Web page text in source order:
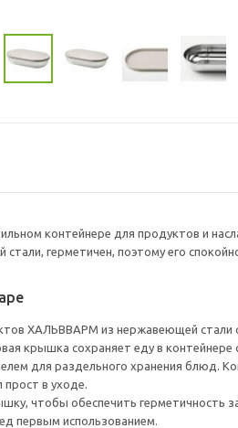
контейнере для продуктов и
герметичен, поэтому его
ХАЛЬВВАРМ из нержавеющей стали
крышка сохраняет еду в
для раздельного хранения блюд.
в уходе.
чтобы обеспечить герметичность
первым использованием.